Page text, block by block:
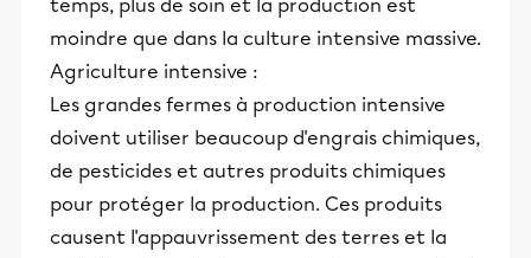
temps, plus de soin et la production est
moindre que dans la culture intensive massive.
Agriculture intensive :
Les grandes fermes à production intensive
doivent utiliser beaucoup d'engrais chimiques,
de pesticides et autres produits chimiques
pour protéger la production. Ces produits
causent l'appauvrissement des terres et la